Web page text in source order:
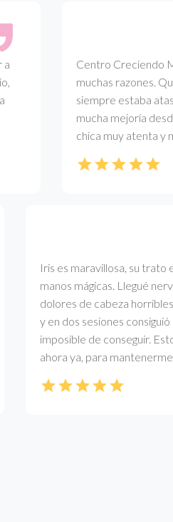
Centro Creciendo
muchas razones.
siempre estaba
mucha mejoría desde
chica muy atenta y
Iris es maravillosa, su trato
manos mágicas. Llegué
dolores de cabeza horribles
y en dos sesiones consiguió
imposible de conseguir.
ahora ya, para mantenerme